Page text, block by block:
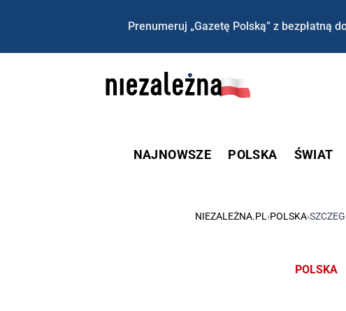
Prenumeruj „Gazetę Polską” z bezpłatną
NAJNOWSZE POLSKA ŚWIAT
NIEZALEŻNA.PL ›POLSKA›
POLSKA